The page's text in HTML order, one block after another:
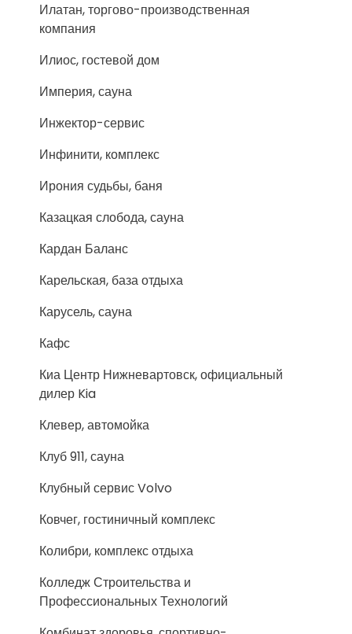
Илатан, торгово-производственная
компания
Илиос, гостевой дом
Империя, сауна
Инжектор-сервис
Инфинити, комплекс
Ирония судьбы, баня
Казацкая слобода, сауна
Кардан Баланс
Карельская, база отдыха
Карусель, сауна
Кафс
Киа Центр Нижневартовск, официальный
дилер Kia
Клевер, автомойка
Клуб 911, сауна
Клубный сервис Volvo
Ковчег, гостиничный комплекс
Колибри, комплекс отдыха
Колледж Строительства и
Профессиональных Технологий